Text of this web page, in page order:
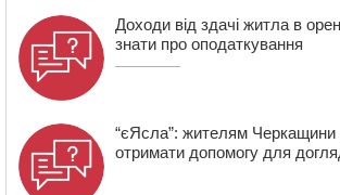
Доходи від здачі житла в
знати про оподаткування
“єЯсла”: жителям Черкащини
отримати допомогу для